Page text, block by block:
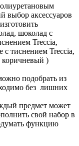
выбор аксессуаров
шоколад с
Treccia,
с тиснением Treccia,
)
подобрать из
без лишних
предмет может
свой набор в
функцию